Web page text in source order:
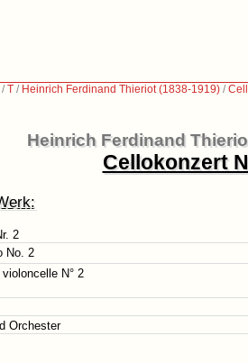
/T / Heinrich Ferdinand Thieriot (1838-1919) /
Heinrich Ferdinand
Cellokonzert
2
No. 2
N° 2
Orchester